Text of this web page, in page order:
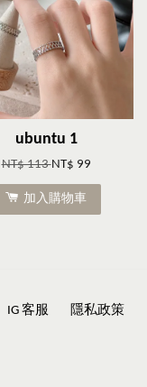
ubuntu 1
NT$ 113NT$ 99
加入購物車
IG 客服 隱私政策